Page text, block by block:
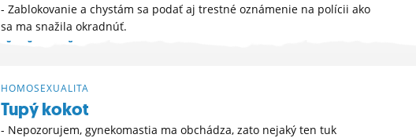
- Zablokovanie a chystám sa podať aj trestné oznámenie na polícii ako
sa ma snažila okradnúť.
ĎALŠIE MOŽNOSTI »
HOMOSEXUALITA
Tupý kokot
- Nepozorujem, gynekomastia ma obchádza, zato nejaký ten tuk